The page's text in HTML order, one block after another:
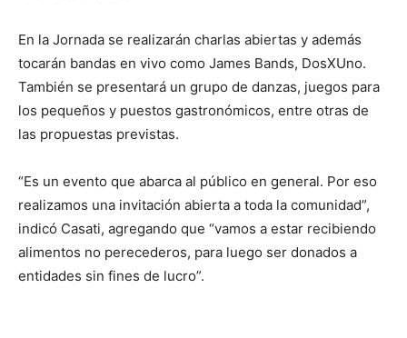
En la Jornada se realizarán charlas abiertas y además
tocarán bandas en vivo como James Bands, DosXUno.
También se presentará un grupo de danzas, juegos para
los pequeños y puestos gastronómicos, entre otras de
las propuestas previstas.
“Es un evento que abarca al público en general. Por eso
realizamos una invitación abierta a toda la comunidad”,
indicó Casati, agregando que “vamos a estar recibiendo
alimentos no perecederos, para luego ser donados a
entidades sin fines de lucro”.